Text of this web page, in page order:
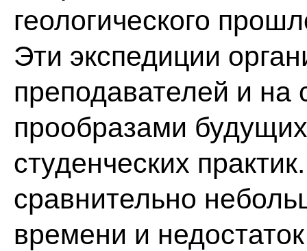
геологического
Эти экспедиции
преподавателей и на
прообразами
студенческих
сравнительно
времени и